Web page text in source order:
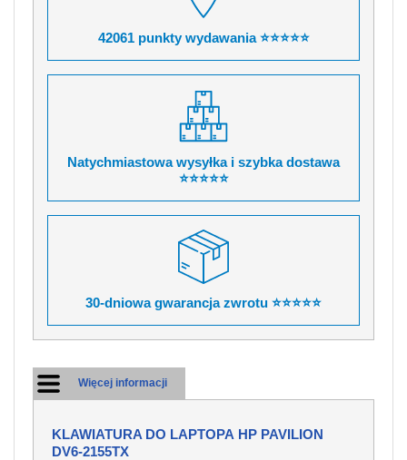
42061 punkty wydawania ⭐⭐⭐⭐⭐
Natychmiastowa wysyłka i szybka dostawa
⭐⭐⭐⭐⭐
30-dniowa gwarancja zwrotu ⭐⭐⭐⭐⭐
Więcej informacji
KLAWIATURA DO LAPTOPA HP PAVILION
DV6-2155TX